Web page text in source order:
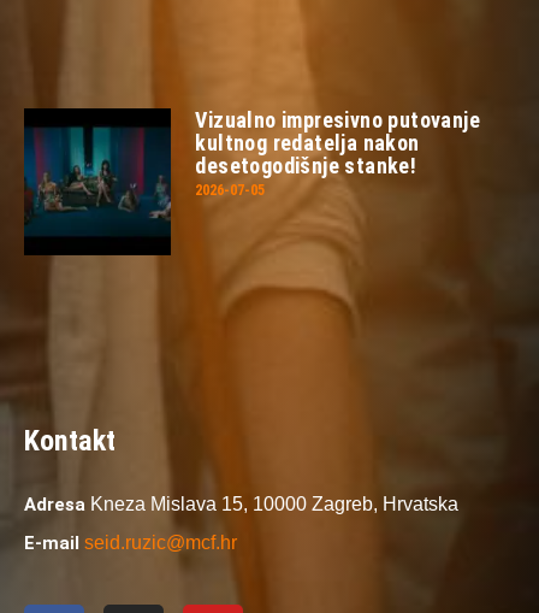
Vizualno impresivno putovanje
kultnog redatelja nakon
desetogodišnje stanke!
2026-07-05
Kontakt
Adresa Kneza Mislava 15, 10000 Zagreb, Hrvatska
E-mail seid.ruzic@mcf.hr